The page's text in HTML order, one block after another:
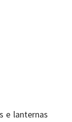
e lanternas